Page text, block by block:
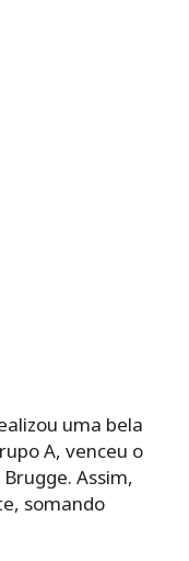
uma bela
A, venceu o
Assim,
somando